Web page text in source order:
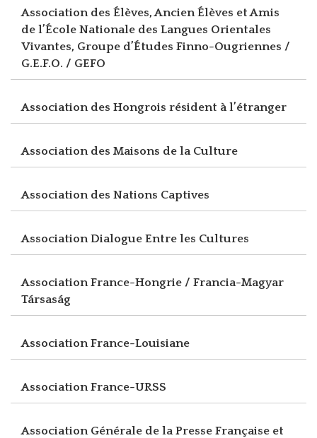
Association des Élèves, Ancien Élèves et Amis
de l’École Nationale des Langues Orientales
Vivantes, Groupe d’Études Finno-Ougriennes /
G.E.F.O. / GEFO
Association des Hongrois résident à l’étranger
Association des Maisons de la Culture
Association des Nations Captives
Association Dialogue Entre les Cultures
Association France-Hongrie / Francia-Magyar
Társaság
Association France-Louisiane
Association France-URSS
Association Générale de la Presse Française et